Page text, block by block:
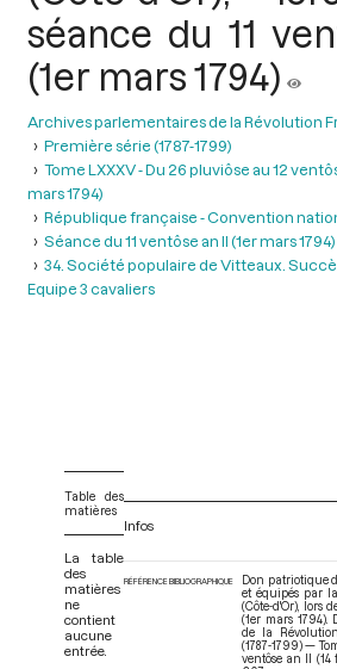
séance du 11
(1er mars 1794)
Archives parlementaires de la Révolution
Première série (1787-1799)
Tome LXXXV - Du 26 pluviôse au 12
mars 1794)
République française - Convention
Séance du 11 ventôse an II (1er mars 1794)
34. Société populaire de Vitteaux.
Equipe 3 cavaliers
Table des
matières
La table
des
matières
ne
contient
aucune
entrée.
Infos
RÉFÉRENCE BIBLIOGRAPHIQUE
Don patriotique
et équipés par
(Côte-d'Or), lors
(1er mars 1794).
de la
(1787-1799) —
ventôse an II (14